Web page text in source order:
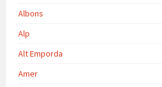
Albons
Alp
Alt Emporda
Amer